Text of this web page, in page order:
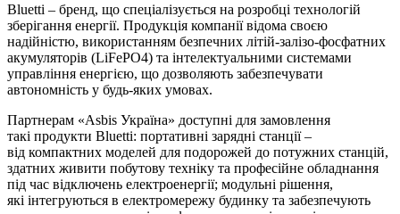
Bluetti – бренд, що спеціалізується на розробці технологій
зберігання енергії. Продукція компанії відома своєю
надійністю, використанням безпечних літій-залізо-фосфатних
акумуляторів (LiFePO4) та інтелектуальними системами
управління енергією, що дозволяють забезпечувати
автономність у будь-яких умовах.
Партнерам «Asbis Україна» доступні для замовлення
такі продукти Bluetti: портативні зарядні станції –
від компактних моделей для подорожей до потужних станцій,
здатних живити побутову техніку та професійне обладнання
під час відключень електроенергії; модульні рішення,
які інтегруються в електромережу будинку та забезпечують